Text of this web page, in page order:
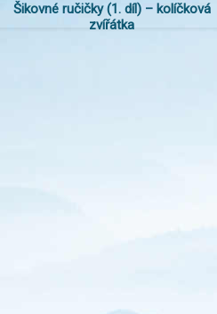
Šikovné ručičky (1. díl) – kolíčková
zvířátka